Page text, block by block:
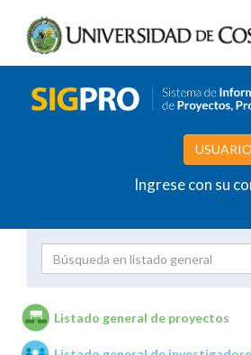
Ingrese con su
Listado general de proyectos